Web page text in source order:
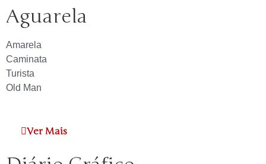
Aguarela
Amarela
Caminata
Turista
Old Man
Ver Mais